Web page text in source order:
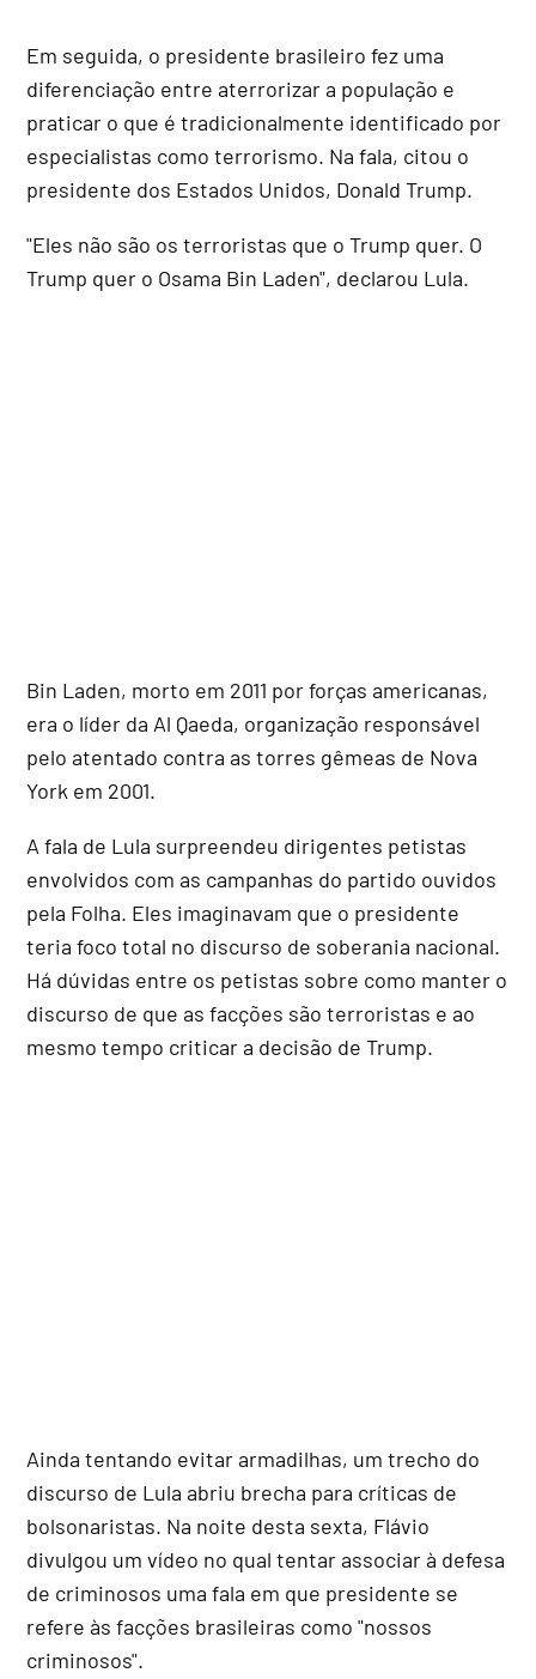
Em seguida, o presidente brasileiro fez uma
diferenciação entre aterrorizar a população e
praticar o que é tradicionalmente identificado por
especialistas como terrorismo. Na fala, citou o
presidente dos Estados Unidos, Donald Trump.
"Eles não são os terroristas que o Trump quer. O
Trump quer o Osama Bin Laden", declarou Lula.
Bin Laden, morto em 2011 por forças americanas,
era o líder da Al Qaeda, organização responsável
pelo atentado contra as torres gêmeas de Nova
York em 2001.
A fala de Lula surpreendeu dirigentes petistas
envolvidos com as campanhas do partido ouvidos
pela Folha. Eles imaginavam que o presidente
teria foco total no discurso de soberania nacional.
Há dúvidas entre os petistas sobre como manter o
discurso de que as facções são terroristas e ao
mesmo tempo criticar a decisão de Trump.
Ainda tentando evitar armadilhas, um trecho do
discurso de Lula abriu brecha para críticas de
bolsonaristas. Na noite desta sexta, Flávio
divulgou um vídeo no qual tentar associar à defesa
de criminosos uma fala em que presidente se
refere às facções brasileiras como "nossos
criminosos".